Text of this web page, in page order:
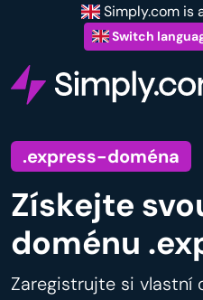
Simply.com is
Switch
.express-doména
Získejte
doménu
Zaregistrujte si vlastní